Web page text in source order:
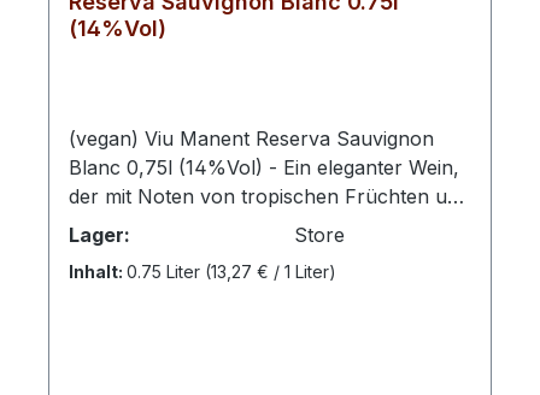
(14%Vol)
(vegan) Viu Manent Reserva Sauvignon
Blanc 0,75l (14%Vol) - Ein eleganter Wein,
der mit Noten von tropischen Früchten und
besonderen Aromen von Grapefruit,
Feigen, Guaven, Melone, Banane und
Ananas in der Nase wie auch am Gaumen
Lager: Store
Inhalt: 0.75 Liter (13,27 € / 1 Liter)